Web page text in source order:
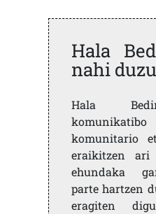
Hala
nahi
Hala
komunitario
eraikitzen ari
ehundaka
parte hartzen
eragiten